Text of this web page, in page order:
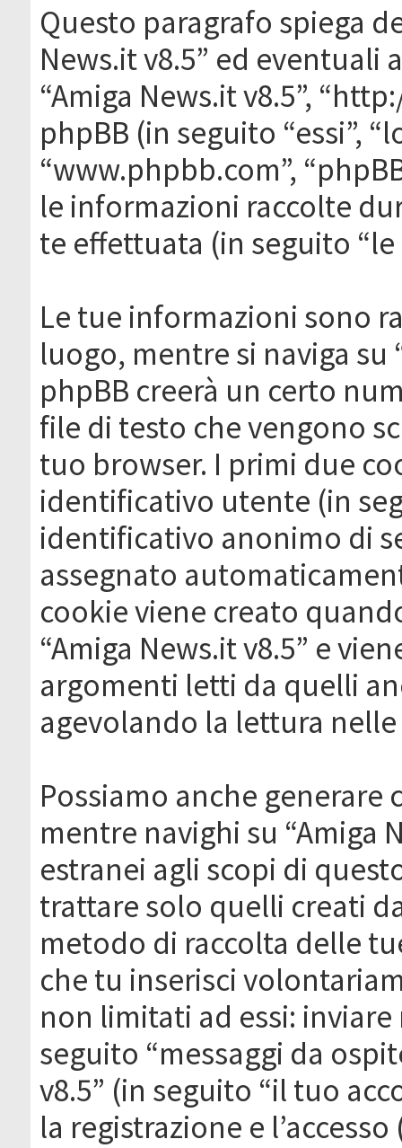
Questo paragrafo spiega
News.it v8.5” ed eventuali
“Amiga News.it v8.5”,
phpBB (in seguito “essi”,
“www.phpbb.com”,
le informazioni raccolte
te effettuata (in seguito
Le tue informazioni sono
luogo, mentre si naviga su
phpBB creerà un certo
file di testo che vengono
tuo browser. I primi due
identificativo utente (in
identificativo anonimo di
assegnato
cookie viene creato
“Amiga News.it v8.5” e
argomenti letti da quelli
agevolando la lettura
Possiamo anche
mentre navighi su “Amiga
estranei agli scopi di
trattare solo quelli creati
metodo di raccolta delle
che tu inserisci
non limitati ad essi:
seguito “messaggi da
v8.5” (in seguito “il tuo
la registrazione e